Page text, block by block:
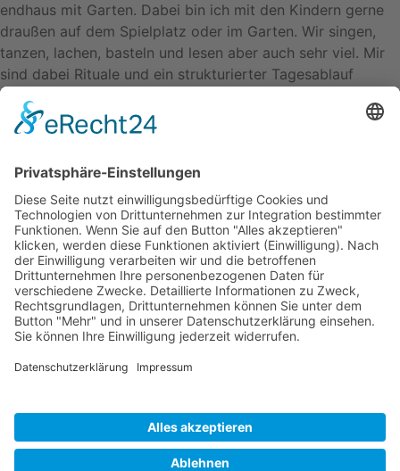
endhaus mit Garten. Dabei bin ich mit den Kindern gerne
draußen auf dem Spielplatz oder im Garten. Wir singen,
tanzen, lachen, basteln und lesen aber auch sehr viel. Mir
sind dabei Rituale und ein strukturierter Tagesablauf
wichtig. Neben der frühkindlichen Entwicklung stehe ich
auch, im dauerhaften Dialog mit den Eltern, um die
Entwicklung des Kindes gut begleiten und fördern zu
Qualifizierte Kindertagespflege in Mülheim an der Ruhr
e.V.
Sunderplatz 3
45472 Mülheim an der Ruhr
Satzung